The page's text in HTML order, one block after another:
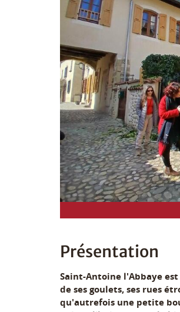
Présentation
Saint-Antoine l'Abbaye
de ses goulets, ses rues
qu'autrefois une petite